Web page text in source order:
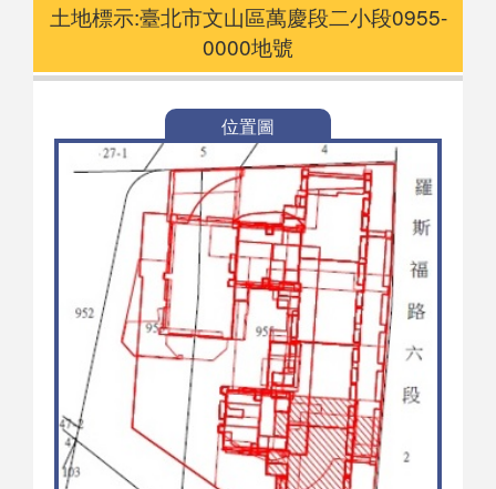
土地標示:臺北市文山區萬慶段二小段0955-
0000地號
位置圖